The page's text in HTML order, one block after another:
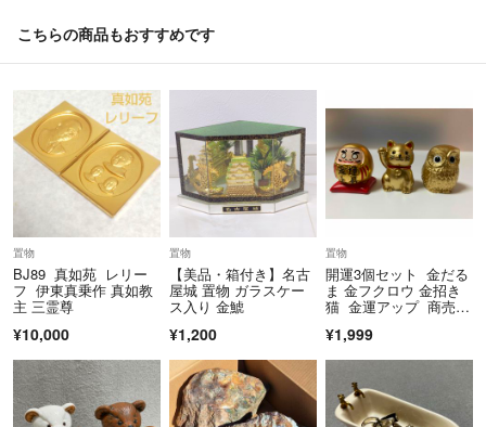
こちらの商品もおすすめです
置物
BJ89 真如苑 レリー
フ 伊東真乗作 真如教
主 三霊尊
¥10,000
置物
【美品・箱付き】名古
屋城 置物 ガラスケー
ス入り 金鯱
¥1,200
置物
開運3個セット 金だる
ま 金フクロウ 金招き
猫 金運アップ 商売繁
¥1,999